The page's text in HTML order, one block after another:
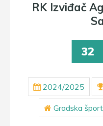
RK Izviđač
32
2024/2025
Gradska